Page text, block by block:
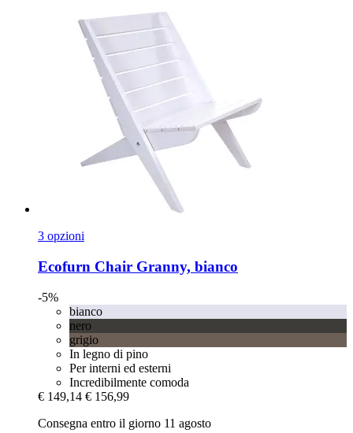
3 opzioni
Ecofurn Chair Granny, bianco
-5%
bianco
nero
grigio
In legno di pino
Per interni ed esterni
Incredibilmente comoda
€ 149,14 € 156,99
Consegna entro il giorno 11 agosto